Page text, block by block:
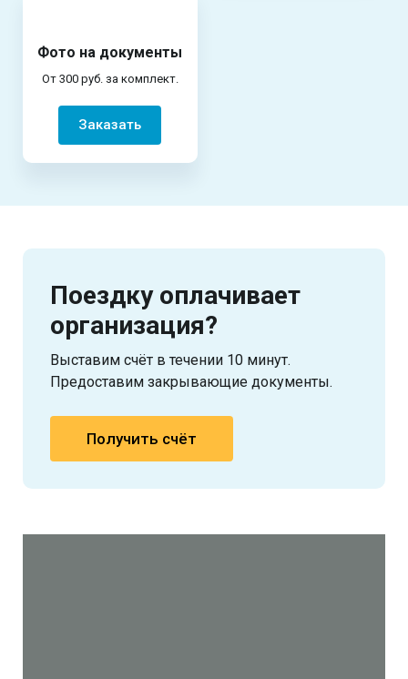
Фото на документы
От 300 руб. за комплект.
Заказать
Поездку оплачивает
организация?
Выставим счёт в течении 10 минут.
Предоставим закрывающие документы.
Получить счёт